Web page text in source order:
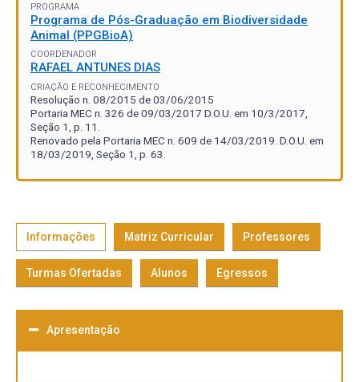
PROGRAMA
Programa de Pós-Graduação em Biodiversidade
Animal (PPGBioA)
COORDENADOR
RAFAEL ANTUNES DIAS
CRIAÇÃO E RECONHECIMENTO
Resolução n. 08/2015 de 03/06/2015
Portaria MEC n. 326 de 09/03/2017 D.O.U. em 10/3/2017,
Seção 1, p. 11.
Renovado pela Portaria MEC n. 609 de 14/03/2019. D.O.U. em
18/03/2019, Seção 1, p. 63.
Informações Matriz Curricular Professores
Turmas Ofertadas Alunos Egressos
Apresentação